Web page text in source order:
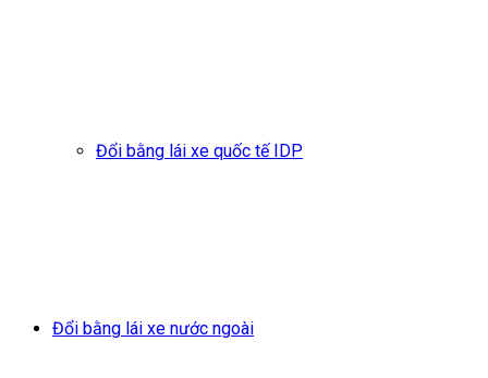
Đổi bằng lái xe quốc tế IDP
Đổi bằng lái xe nước ngoài